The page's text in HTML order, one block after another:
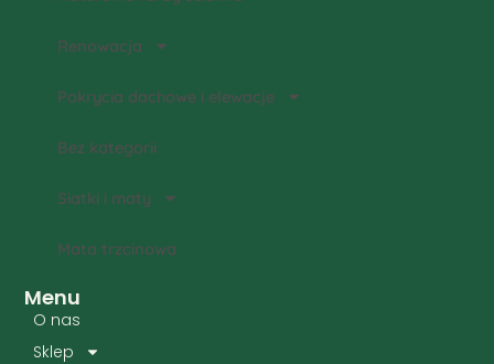
Menu
O nas
Sklep
Renowacja
Pokrycia dachowe i elewacje
Bez kategorii
Siatki i maty
Mata trzcinowa